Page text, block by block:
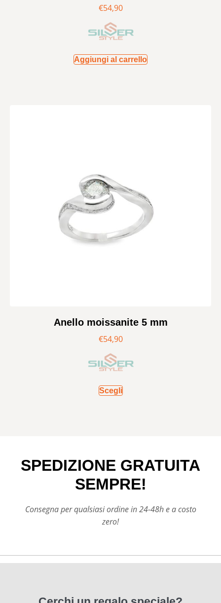
€54,90
Aggiungi al carrello
Anello moissanite 5 mm
€54,90
Scegli
SPEDIZIONE GRATUITA
SEMPRE!
Consegna per qualsiasi ordine in 24-48h e a costo
zero!